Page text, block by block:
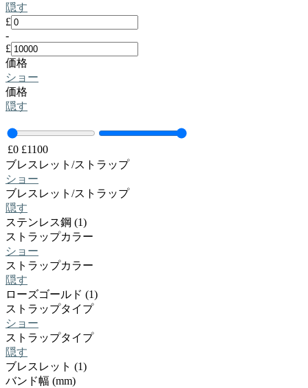
隠す
£
-
£
価格
ショー
価格
隠す
£0 £1100
ブレスレット/ストラップ
ショー
ブレスレット/ストラップ
隠す
ステンレス鋼 (1)
ストラップカラー
ショー
ストラップカラー
隠す
ローズゴールド (1)
ストラップタイプ
ショー
ストラップタイプ
隠す
ブレスレット (1)
バンド幅 (mm)